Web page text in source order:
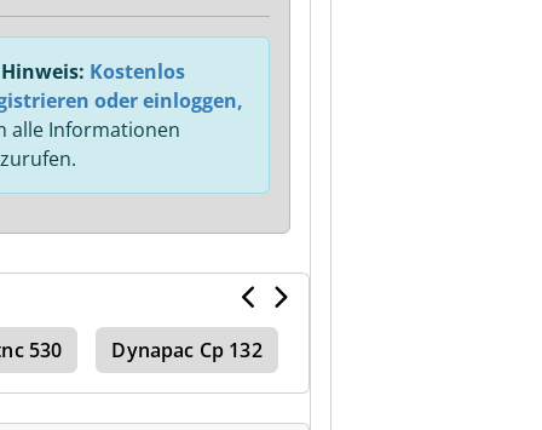
Kostenlos
oder einloggen,
alle Informationen
530 Dynapac Cp 132